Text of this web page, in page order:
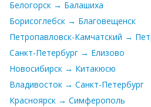
Белогорск → Балашиха
Борисоглебск → Благовещенск
Петропавловск-Камчатский →
Санкт-Петербург → Елизово
Новосибирск → Китакюсю
Владивосток → Санкт-Петербург
Красноярск → Симферополь